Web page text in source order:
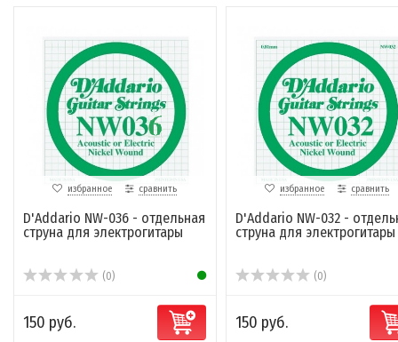
избранное сравнить
D'Addario NW-036 - отдельная
струна для электрогитары
(0)
150 руб.
избранное сравнить
D'Addario NW-032 -
струна для электрогитары
(0)
150 руб.